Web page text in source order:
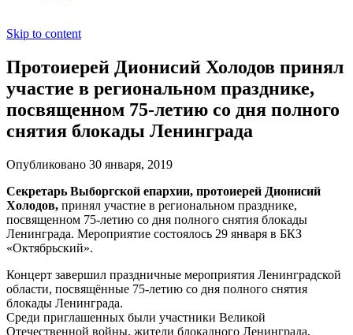
Skip to content
Протоиерей Дионисий Холодов принял
участие в региональном празднике,
посвященном 75-летию со дня полного
снятия блокады Ленинграда
Опубликовано 30 января, 2019
Секретарь Выборгской епархии, протоиерей Дионисий
Холодов, принял участие в региональном празднике,
посвященном 75-летию со дня полного снятия блокады
Ленинграда. Мероприятие состоялось 29 января в БКЗ
«Октябрьский».
Концерт завершил праздничные мероприятия Ленинградской
области, посвящённые 75-летию со дня полного снятия
блокады Ленинграда.
Среди приглашенных были участники Великой
Отечественной войны, жители блокадного Ленинграда,